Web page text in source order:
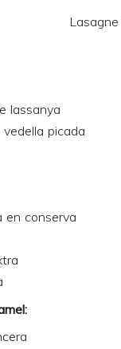
lassanya
picada
conserva